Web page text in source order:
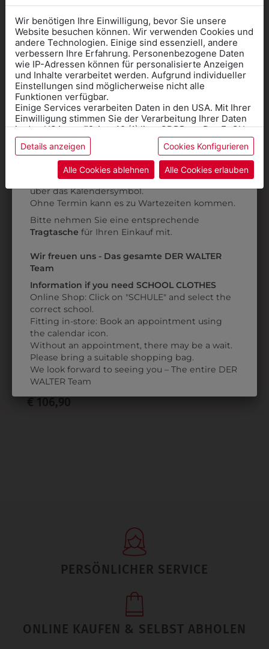
661500002
KOCHJACKE WEISS
€ 89,90
6KJ09T70095
KOCHJACKE SLIM
€ 79,90
ZULETZT ANGESEHEN
3557216910011
KOCHJACKE
BIKERSTYLE
€ 106,90
PERSÖNLICHER SERVICE
ONLINE KAUFEN & SELBST ABHOLEN
Wir benötigen Ihre Einwilligung, bevor Sie unsere
Website besuchen können. Wir verwenden Cookies und
andere Technologien. Einige sind essenziell, andere
verbessern Ihre Erfahrung. Personenbezogene Daten
wie IP-Adressen können für personalisierte Anzeigen
und Inhalte verarbeitet werden. Aufgrund individueller
Einstellungen sind möglicherweise nicht alle
Funktionen verfügbar.
Einige Services verarbeiten Daten in den USA. Mit Ihrer
Einwilligung stimmen Sie der Verarbeitung Ihrer Daten
in den USA gemäß Art. 49 (1) lit. a GDPR zu. Der EuGH
stuft die USA als Land mit unzureichendem Datenschutz
ein, und es besteht das Risiko, dass US-Behörden
Daten ohne Klagemöglichkeit für Europäer überwachen.
Datenschutzerklärungbzw. im
Details anzeigen Cookies Konfigurieren
Alle Cookies ablehnen Alle Cookies erlauben
Informationen wenn Sie
Kleidung
für die SCHULE
benötigen
Online Shop: Klick auf SCHULE in der
Kategorie und die richtige Schule auswählen.
AnprobeVorort im Geschäft: Termin buchen
über das Kalendersymbol.
Ohne Termin kann es zu Wartezeiten kommen.
Bitte nehmen Sie eine entsprechende
Tragtasche für Ihren Einkauf mit.
Wir freuen uns - Das gesamte DER WALTER
Team
Information if you need SCHOOL CLOTHES
Online Shop: Click on "SCHULE" and select the
correct school.
Fitting in-store: Book an appointment using
the calendar icon.
Without an appointment, there may be a wait.
Please bring a suitable shopping bag.
We look forward to seeing you – The entire DER
WALTER Team